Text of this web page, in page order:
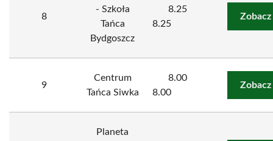
8
- Szkoła
Tańca
Bydgoszcz
8.25
8.25
9
Centrum
Tańca Siwka
8.00
8.00
Planeta